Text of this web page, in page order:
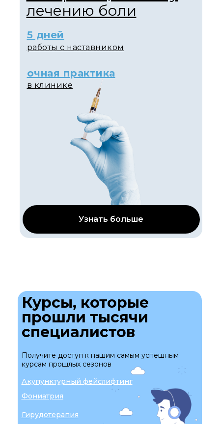
лечению боли
Узнать больше
5 дней
работы с наставником
в клинике
очная практика
Акупунктурный фейслифтинг
Фониатрия
Гирудотерапия
Получите доступ к нашим самым успешным
курсам прошлых сезонов
Курсы, которые
прошли тысячи
специалистов